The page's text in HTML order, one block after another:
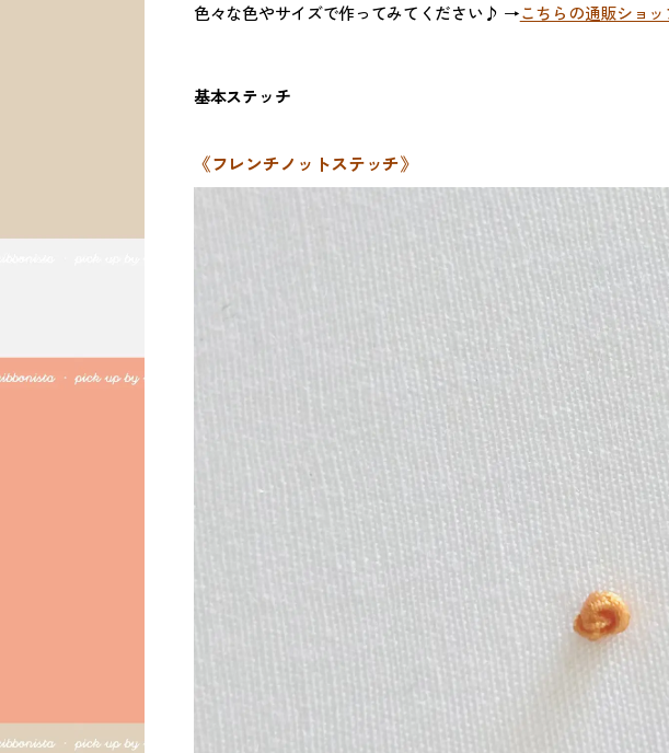
色々な色やサイズで作ってみてください♪ →こちらの通販ショッ
基本ステッチ
《フレンチノットステッチ》